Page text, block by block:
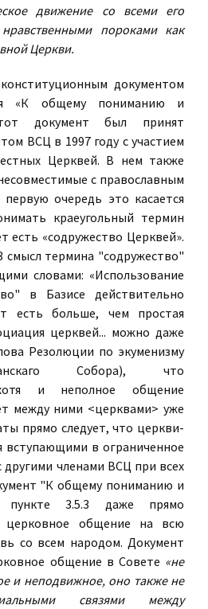
движение со всеми его
пороками как
Церкви.
документом
«К общему пониманию и
документ был принят
ВСЦ в 1997 году с участием
Церквей. В нем также
с православным
очередь это касается
краеугольный термин
есть «содружество Церквей».
смысл термина "содружество"
словами: «Использование
в Базисе действительно
есть больше, чем простая
церквей... можно даже
Резолюции по экуменизму
Собора), что
и неполное общение
между ними <церквами> уже
прямо следует, что церкви-
вступающими в ограниченное
членами ВСЦ при всех
"К общему пониманию и
3.5.3 даже прямо
церковное общение на всю
со всем народом. Документ
общение в Совете «не
и неподвижное, оно также не
связями между